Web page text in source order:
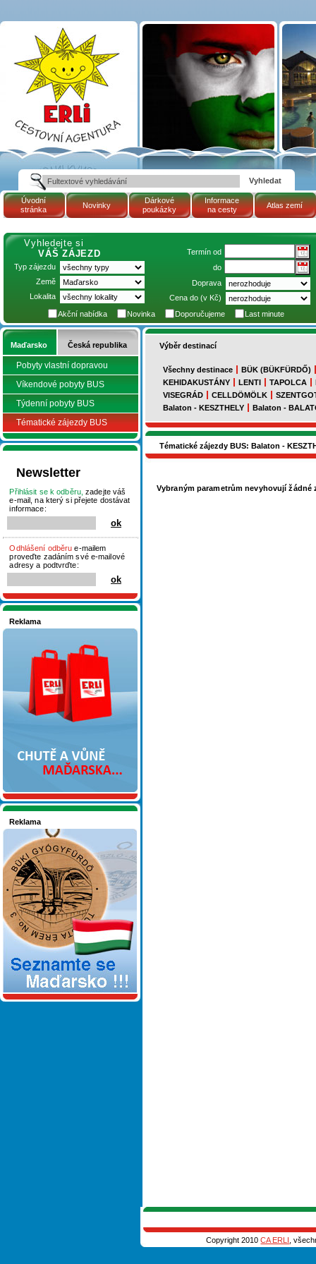
Tématické zájezdy
BUS: Balaton -
KESZTHELY |
Maďarsko | Cestovní
kancelář ERLI zájezdy
Maďarsko, dovolená v
Maďarsku, pobyty,
termály
Úvodní
stránka
Novinky
Dárkové
poukázky
Informace
na cesty
Atlas zemí
Vyhledejte si
VÁŠ ZÁJEZD
Typ zájezdu
Země
Lokalita
Termín od
do
Doprava
Cena do (v Kč)
Akční nabídka
Novinka Doporučujeme Last minute
Maďarsko Česká republika
Pobyty vlastní dopravou
Víkendové pobyty BUS
Týdenní pobyty BUS
Tématické zájezdy BUS
Newsletter
Přihlásit se k odběru, zadejte váš
e-mail, na který si přejete dostávat
informace:
Odhlášení odběru e-mailem
proveďte zadáním své e-mailové
adresy a podtvrďte:
Reklama
Reklama
Seznamete se - Maďarsko
Výběr destinací
Všechny destinace
BÜK (BÜKFÜRDŐ)
KEHIDAKUSTÁNY
LENTI TAPOLCA
VISEGRÁD
CELLDÖMÖLK
Balaton - KESZTHELY
Balaton -
Tématické zájezdy BUS: Balaton -
Vybraným parametrům nevyhovují žádné
Copyright 2010CA ERLI ,